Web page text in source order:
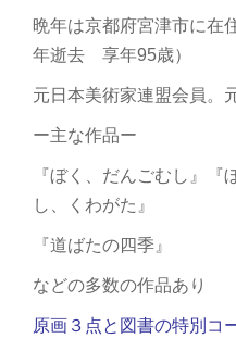
晩年は京都府宮津市に在
年逝去 享年95歳）
元日本美術家連盟会員。
ー主な作品ー
『ぼく、だんごむし』『
し、くわがた』
『道ばたの四季』
などの多数の作品あり
原画３点と図書の特別コ